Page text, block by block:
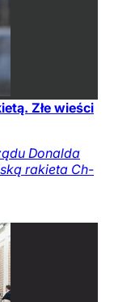
Złe wieści
Donalda
rakieta Ch-